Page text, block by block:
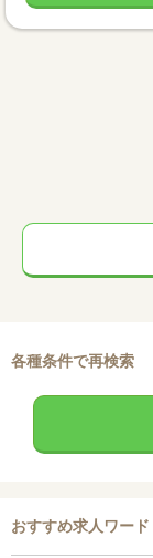
各種条件で再検索
おすすめ求人ワード